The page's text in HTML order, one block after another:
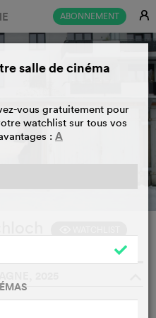
ABONNEMENT E
salle de cinéma
vous gratuitement pour
watchlist sur tous vos
: A